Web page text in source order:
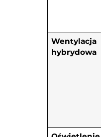
Wentylacja
hybrydowa